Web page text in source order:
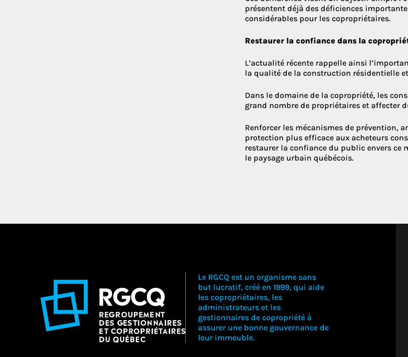
présentent déjà des déficiences
considérables pour les copropriétaires.
Restaurer la confiance dans la
L’actualité récente rappelle ainsi
la qualité de la construction résidentielle
Dans le domaine de la copropriété, les
grand nombre de propriétaires et affecter
Renforcer les mécanismes de prévention,
protection plus efficace aux acheteurs
restaurer la confiance du public envers ce
le paysage urbain québécois.
Le RGCQ est un organisme sans
but lucratif, créé en 1999, qui aide
les copropriétaires, les
administrateurs et les
gestionnaires de copropriété à
assurer une bonne gouvernance de
leur immeuble.